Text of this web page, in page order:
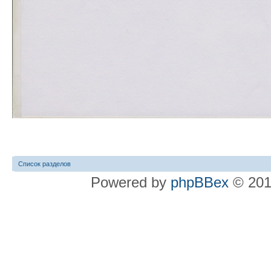
Список разделов
Powered by phpBBex ©